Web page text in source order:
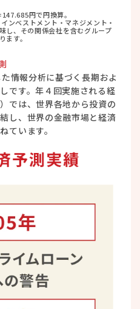
円で円換算。
ンベストメント・マネジメント・
し、その関係会社を含むグループ
ます。
情報分析に基づく長期およ
です。年４回実施される経
では、世界各地から投資の
し、世界の金融市場と経済
ています。